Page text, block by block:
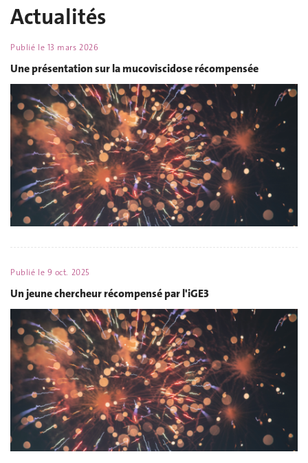
Actualités
Publié le 13 mars 2026
Une présentation sur la mucoviscidose récompensée
Publié le 9 oct. 2025
Un jeune chercheur récompensé par l'iGE3